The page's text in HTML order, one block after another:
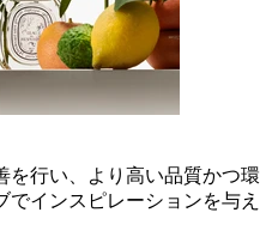
を行い、より高い品質かつ環
インスピレーションを与え